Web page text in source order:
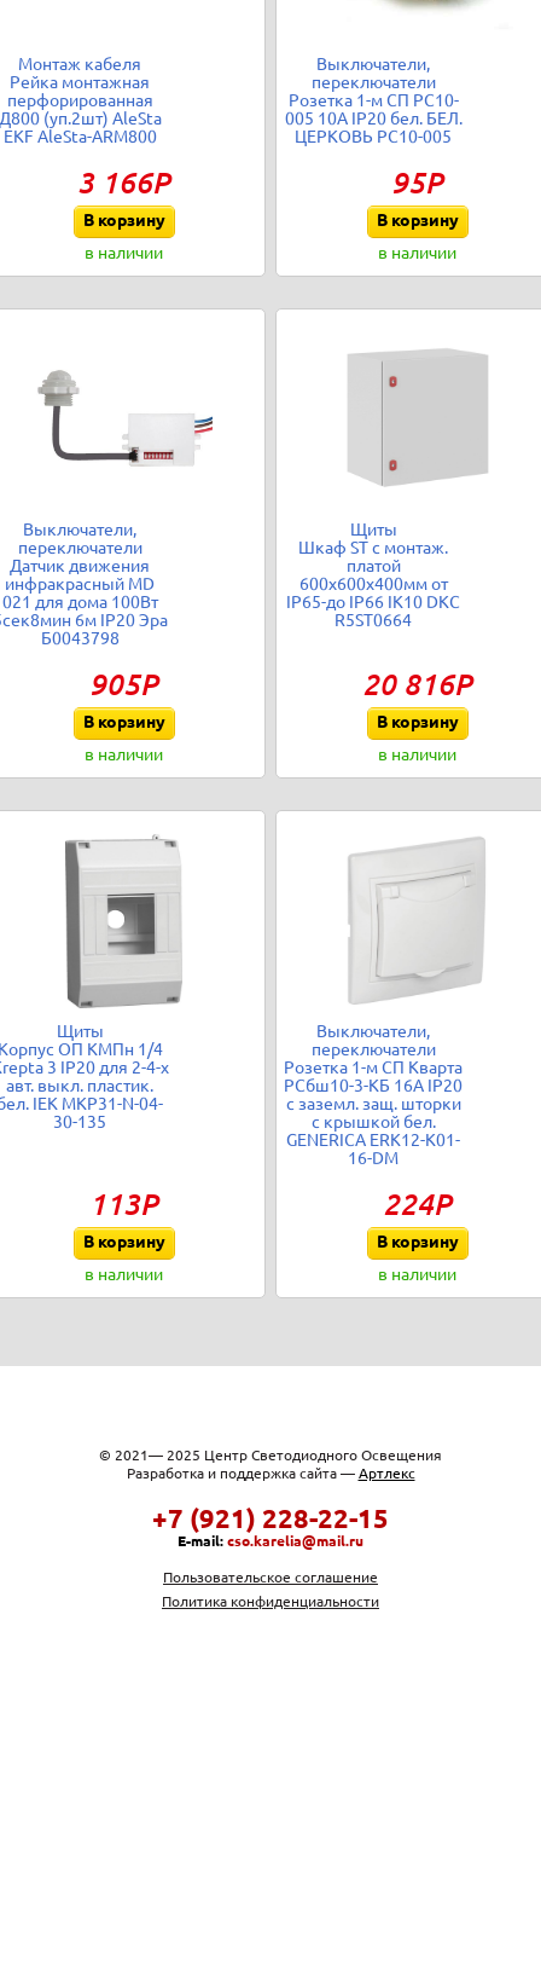
Монтаж кабеля
Рейка монтажная
перфорированная
(уп.2шт) AleSta
EKF AleSta-ARM800
3 166Р
В корзину
в наличии
Выключатели,
переключатели
Розетка 1-м СП РС10-
005 10А IP20 бел. БЕЛ.
ЦЕРКОВЬ РС10-005
95Р
В корзину
в наличии
Выключатели,
переключатели
Датчик движения
инфракрасный MD
021 для дома 100Вт
6м IP20 Эра
Б0043798
905Р
В корзину
в наличии
Щиты
Шкаф ST с монтаж.
платой
600х600х400мм от
IP65-до IP66 IK10 DKC
R5ST0664
20 816Р
В корзину
в наличии
Щиты
ОП КМПн 1/4
3 IP20 для 2-4-х
авт. выкл. пластик.
IEK MKP31-N-04-
30-135
113Р
В корзину
в наличии
Выключатели,
переключатели
Розетка 1-м СП Кварта
РСбш10-3-КБ 16А IP20
с заземл. защ. шторки
с крышкой бел.
GENERICA ERK12-K01-
16-DM
224Р
В корзину
в наличии
© 2021— 2025 Центр Светодиодного Освещения
Разработка и поддержка сайта — Артлекс
+7 (921) 228-22-15
E-mail: cso.karelia@mail.ru
Пользовательское соглашение
Политика конфиденциальности